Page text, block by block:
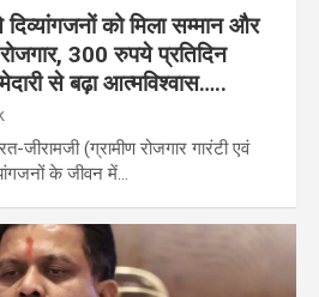
दिव्यांगजनों को मिला सम्मान और
300 रुपये प्रतिदिन
से बढ़ा आत्मविश्वास…..
जीरामजी (ग्रामीण रोजगार गारंटी एवं
के जीवन में…